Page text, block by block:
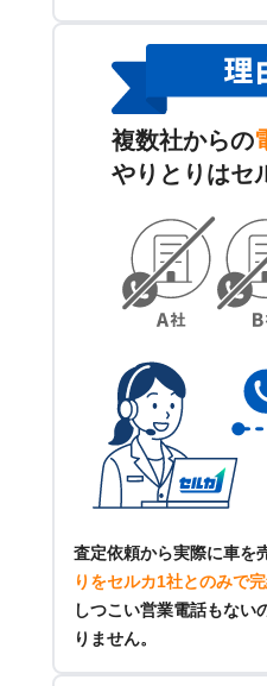
複数社からの
やりとりはセ
査定依頼から実際に車を
りをセルカ1社とのみで
しつこい営業電話もない
りません。